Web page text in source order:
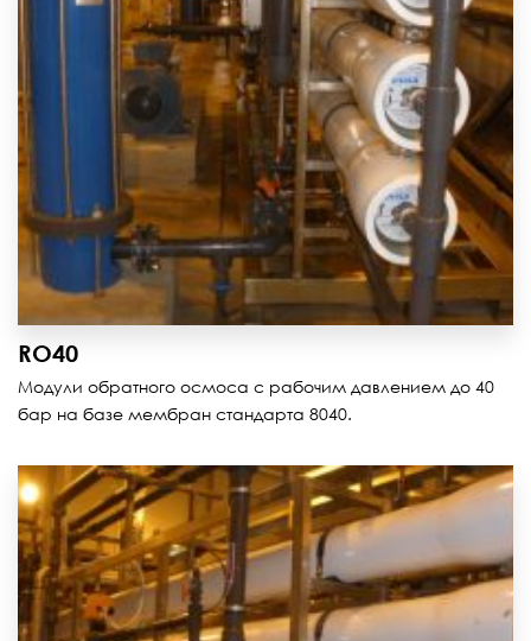
RO40
Модули обратного осмоса с рабочим давлением до 40
бар на базе мембран стандарта 8040.